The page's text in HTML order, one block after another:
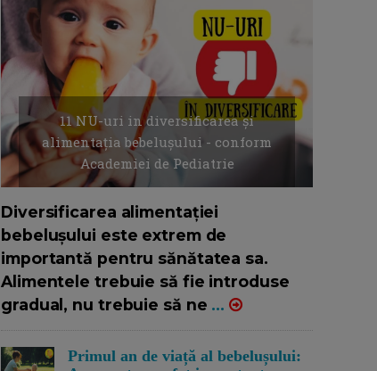
11 NU-uri in diversificarea și
alimentația bebelușului - conform
Academiei de Pediatrie
Diversificarea alimentației
bebelușului este extrem de
importantă pentru sănătatea sa.
Alimentele trebuie să fie introduse
gradual, nu trebuie să ne ...
Primul an de viață al bebelușului: